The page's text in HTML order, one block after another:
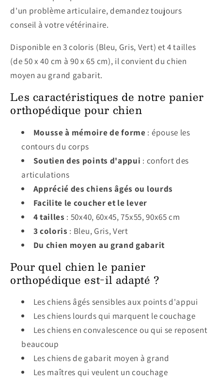
d'un problème articulaire, demandez toujours
conseil à votre vétérinaire.
Disponible en 3 coloris (Bleu, Gris, Vert) et 4 tailles
(de 50 x 40 cm à 90 x 65 cm), il convient du chien
moyen au grand gabarit.
Les caractéristiques de notre panier
orthopédique pour chien
Mousse à mémoire de forme : épouse les
contours du corps
Soutien des points d'appui : confort des
articulations
Apprécié des chiens âgés ou lourds
Facilite le coucher et le lever
4 tailles : 50x40, 60x45, 75x55, 90x65 cm
3 coloris : Bleu, Gris, Vert
Du chien moyen au grand gabarit
Pour quel chien le panier
orthopédique est-il adapté ?
Les chiens âgés sensibles aux points d'appui
Les chiens lourds qui marquent le couchage
Les chiens en convalescence ou qui se reposent
beaucoup
Les chiens de gabarit moyen à grand
Les maîtres qui veulent un couchage